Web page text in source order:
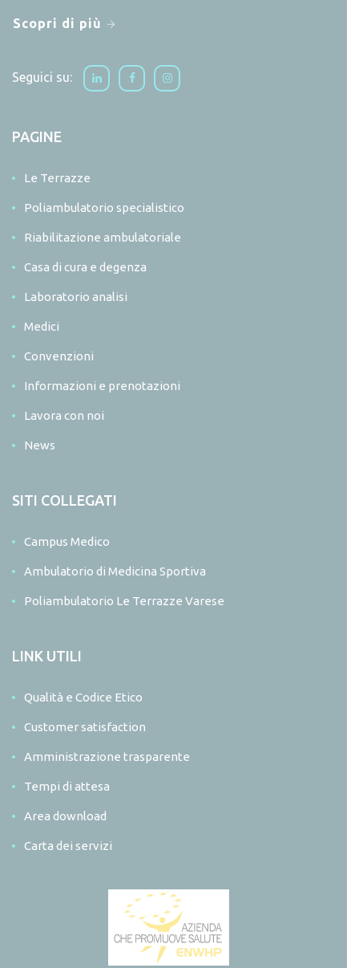
Scopri di più
Seguici su:
PAGINE
Le Terrazze
Poliambulatorio specialistico
Riabilitazione ambulatoriale
Casa di cura e degenza
Laboratorio analisi
Medici
Convenzioni
Informazioni e prenotazioni
Lavora con noi
News
SITI COLLEGATI
Campus Medico
Ambulatorio di Medicina Sportiva
Poliambulatorio Le Terrazze Varese
LINK UTILI
Qualità e Codice Etico
Customer satisfaction
Amministrazione trasparente
Tempi di attesa
Area download
Carta dei servizi